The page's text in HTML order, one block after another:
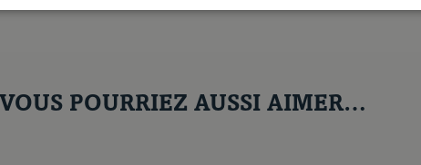
VOUS POURRIEZ AUSSI AIMER…